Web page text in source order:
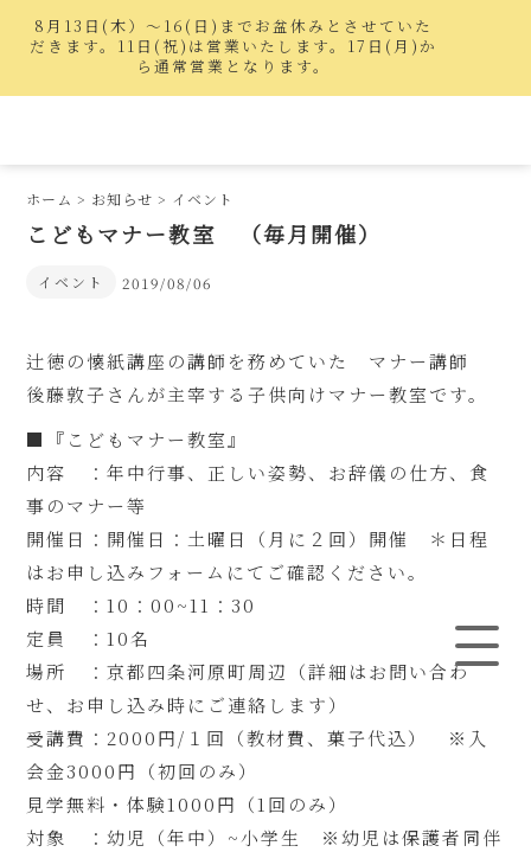
8月13日(木）〜16(日)までお盆休みとさせていた
だきます。11日(祝)は営業いたします。17日(月)か
ら通常営業となります。
ホーム > お知らせ > イベント
こどもマナー教室 （毎月開催）
イベント 2019/08/06
辻徳の懐紙講座の講師を務めていた マナー講師
後藤敦子さんが主宰する子供向けマナー教室です。
■『こどもマナー教室』
内容 ：年中行事、正しい姿勢、お辞儀の仕方、食
事のマナー等
開催日：開催日：土曜日（月に２回）開催 ＊日程
はお申し込みフォームにてご確認ください。
時間 ：10：00~11：30
定員 ：10名
場所 ：京都四条河原町周辺（詳細はお問い合わ
せ、お申し込み時にご連絡します）
受講費：2000円/１回（教材費、菓子代込） ※入
会金3000円（初回のみ）
見学無料・体験1000円（1回のみ）
対象 ：幼児（年中）~小学生 ※幼児は保護者同伴